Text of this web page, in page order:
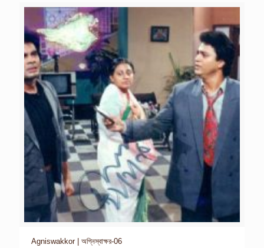
Agniswakkor | অগ্নিস্বাক্ষর-06